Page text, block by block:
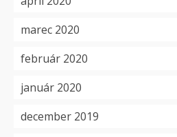
marec 2020
február 2020
január 2020
december 2019